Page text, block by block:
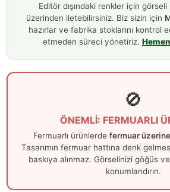
Editör dışındaki renkler için görseli
üzerinden iletebilirsiniz. Biz sizin için
hazırlar ve fabrika stoklarını kontrol
etmeden süreci yönetiriz.
🚫
ÖNEMLİ: FERMUARLI
Fermuarlı ürünlerde fermuar
Tasarımın fermuar hattına denk
baskıya alınmaz. Görselinizi göğüs
konumlandırın.